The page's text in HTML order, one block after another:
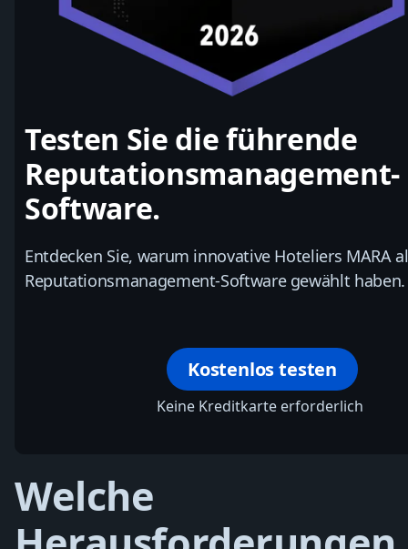
Testen Sie die führende
Reputationsmanagement-
Software.
Entdecken Sie, warum innovative Hoteliers MARA
Reputationsmanagement-Software gewählt haben.
Kostenlos testen
Keine Kreditkarte erforderlich
Welche